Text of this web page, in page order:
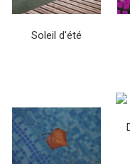
Soleil d'été